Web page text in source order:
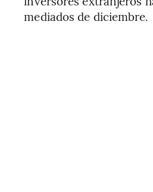
mediados de diciembre.